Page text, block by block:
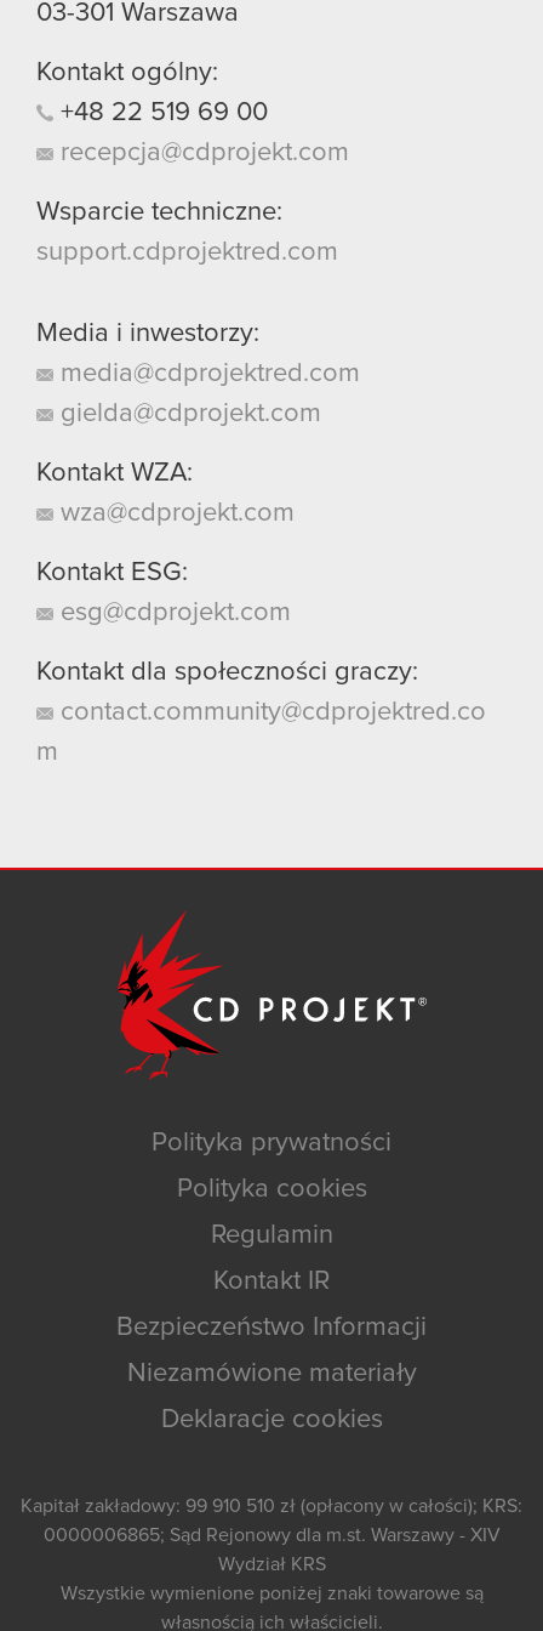
03-301 Warszawa
Kontakt ogólny:
+48 22 519 69 00
recepcja@cdprojekt.com
Wsparcie techniczne:
support.cdprojektred.com
Media i inwestorzy:
media@cdprojektred.com
gielda@cdprojekt.com
Kontakt WZA:
wza@cdprojekt.com
Kontakt ESG:
esg@cdprojekt.com
Kontakt dla społeczności graczy:
contact.community@cdprojektred.co
m
Polityka prywatności
Polityka cookies
Regulamin
Kontakt IR
Bezpieczeństwo Informacji
Niezamówione materiały
Deklaracje cookies
Kapitał zakładowy: 99 910 510 zł (opłacony w całości); KRS:
0000006865; Sąd Rejonowy dla m.st. Warszawy - XIV
Wydział KRS
Wszystkie wymienione poniżej znaki towarowe są
własnością ich właścicieli.